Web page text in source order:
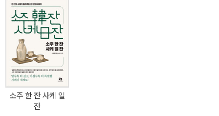
하며 독자의 이해를 최대한 돕고 있다. 누구라도 이 책을 통해 사케에
대한 해박한 지식을 갖출 수 있으며, 그 깊은 매력도 맛볼 수 있을 것
이다. 사케를 더욱 즐겁게 마시기 위한 유용한 테크닉과 상식!! 이 책
은 독자들이 실질적으로 사케를 직접 선택하고 자신에게 맞는 최상의
방법으로 마실 수 있도록, 저자만의 노하우가 담긴 다양한 상식과 테
크닉들을 보여준다. 단순 지식에 머무르지 않고 사케 지식을 유용하
게 활용하여 실생활에서 사케를 벗삼아 즐길 수 있는 풍부한 지식이
담겨 있는 것이다. 주류점 고르는 법부터, 분위기 있게 마시는 법, 맛
소주 한 잔 사케 일
잔